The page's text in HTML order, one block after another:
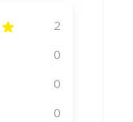
2
0
0
0